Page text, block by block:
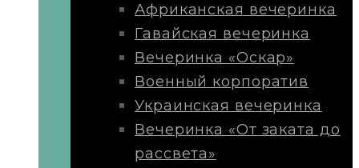
Африканская вечеринка
Гавайская вечеринка
Вечеринка «Оскар»
Военный корпоратив
Украинская вечеринка
Вечеринка «От заката до
рассвета»